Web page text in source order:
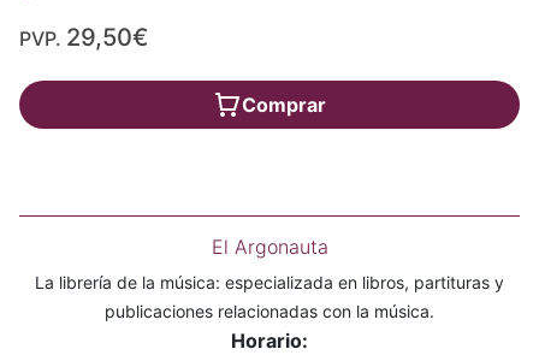
PVP. 29,50€
Comprar
El Argonauta
La librería de la música: especializada en libros, partituras y
publicaciones relacionadas con la música.
Horario: